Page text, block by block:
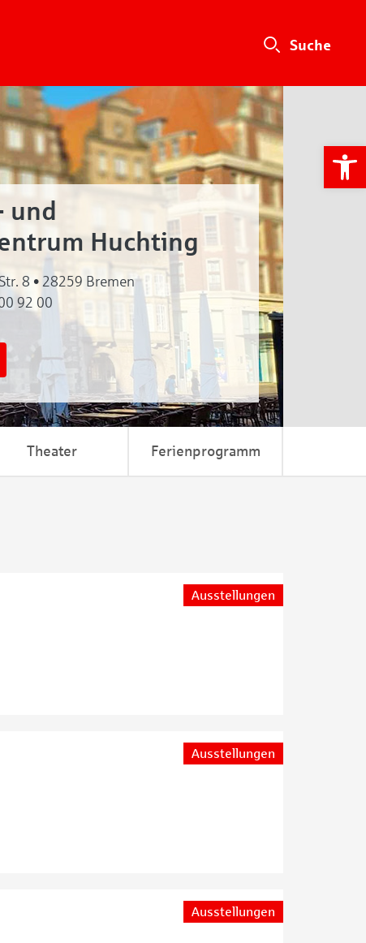
und
Huchting
8 • 28259 Bremen
92 00
Theater Ferienprogramm
Ausstellungen
Ausstellungen
Ausstellungen